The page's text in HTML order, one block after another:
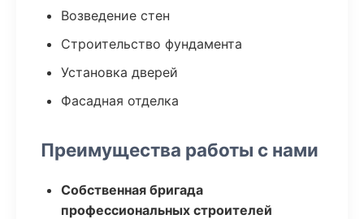
Возведение стен
Строительство фундамента
Установка дверей
Фасадная отделка
Преимущества работы с нами
Собственная бригада
профессиональных строителей